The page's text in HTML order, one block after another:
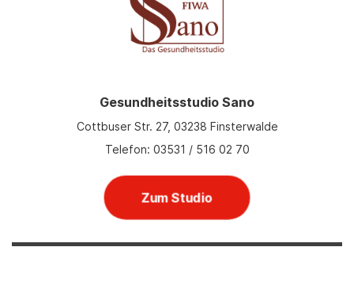
Gesundheitsstudio Sano
Cottbuser Str. 27, 03238 Finsterwalde
Telefon: 03531 / 516 02 70
Zum Studio